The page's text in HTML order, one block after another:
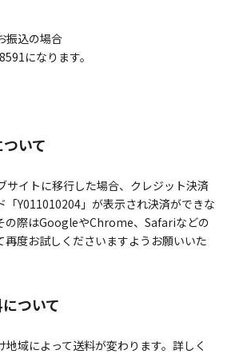
振込の場合
になります。
いて
イトに移行した場合、クレジット決済
「Y011010204」が表示され決済ができな
の際はGoogleやChrome、Safariなどの
再度お試しくださいますようお願いいた
ついて
地域によって送料が変わります。詳しく